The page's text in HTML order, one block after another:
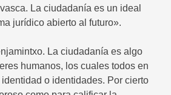
La ciudadanía es un ideal
jurídico abierto al futuro».
La ciudadanía es algo
humanos, los cuales todos en
o identidades. Por cierto